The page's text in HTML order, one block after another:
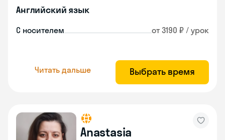
Английский язык
С носителем от 3190 ₽ / урок
Читать дальше Выбрать время
Anastasia